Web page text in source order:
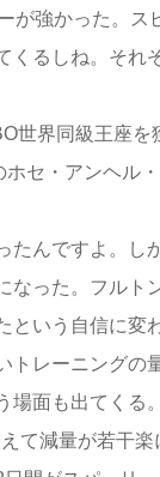
が強かった。
るしね。それ
界同級王座を
セ・アンヘル
ですよ。し
った。フル
いう自信に変
レーニングの
面も出てくる。
減量が若干楽